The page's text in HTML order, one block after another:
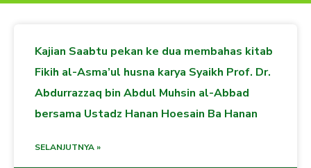
Kajian Saabtu pekan ke dua membahas kitab
Fikih al-Asma’ul husna karya Syaikh Prof. Dr.
Abdurrazzaq bin Abdul Muhsin al-Abbad
bersama Ustadz Hanan Hoesain Ba Hanan
SELANJUTNYA »